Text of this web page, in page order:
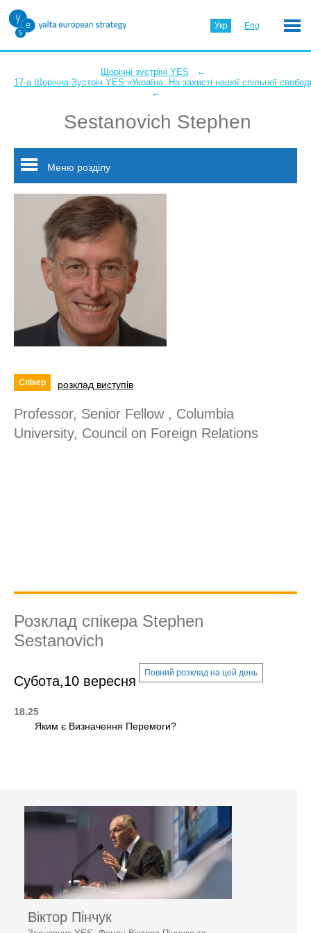
Укр Eng
Щорічні зустрічі YES ←
17-а Щорічна Зустріч YES «Україна: На захисті нашої спільної
←
Sestanovich Stephen
Меню розділу
Спікер розклад виступів
Professor, Senior Fellow , Columbia
University, Council on Foreign Relations
Розклад спікера Stephen
Sestanovich
Субота,10 вересня
Повний розклад на цей день
18.25
Яким є Визначення Перемоги?
Віктор Пінчук